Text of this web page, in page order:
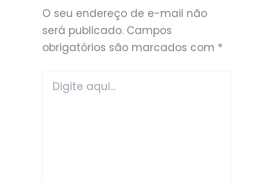
O seu endereço de e-mail não
será publicado. Campos
obrigatórios são marcados com *
aqui...